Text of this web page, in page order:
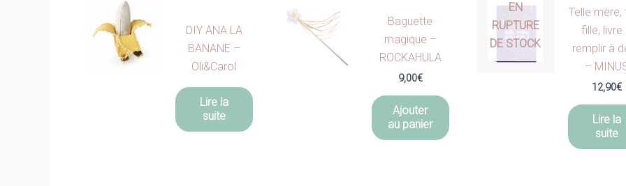
DIY ANA LA
BANANE –
Oli&Carol
Lire la
suite
Baguette
magique –
ROCKAHULA
9,00€
Ajouter
au panier
EN
RUPTURE
DE STOCK
Telle mère,
fille, livre
remplir à
–
12,90€
Lire la
suite